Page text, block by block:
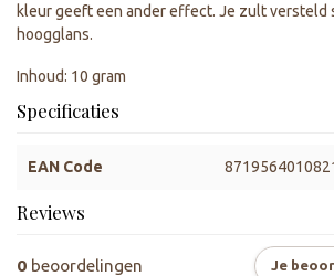
kleur geeft een ander effect. Je zult versteld
hoogglans.
Inhoud: 10 gram
Specificaties
EAN Code
Reviews
0 beoordelingen Je